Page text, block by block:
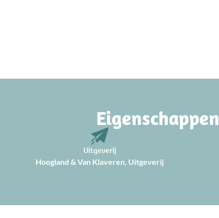
Eigenschappen
Uitgeverij
Hoogland & Van Klaveren, Uitgeverij